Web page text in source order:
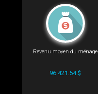
Revenu moyen du ménage
96 421.54 $